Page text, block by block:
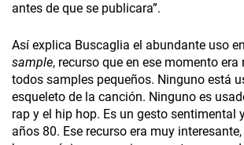
antes de que se publicara”.
Así explica Buscaglia el abundante uso
sample, recurso que en ese momento era
todos samples pequeños. Ninguno está
esqueleto de la canción. Ninguno es
rap y el hip hop. Es un gesto sentimental
años 80. Ese recurso era muy